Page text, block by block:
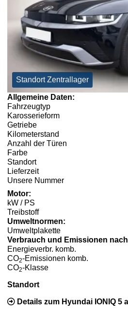
Standort Zentrallager
Allgemeine Daten:
Fahrzeugtyp
Karosserieform
Getriebe
Kilometerstand
Anzahl der Türen
Farbe
Standort
Lieferzeit
Unsere Nummer
Motor:
kW / PS
Treibstoff
Umweltnormen:
Umweltplakette
Verbrauch und Emissionen
Energieverbr. komb.
CO2-Emissionen komb.
CO2-Klasse
Standort
Details zum Hyundai IONIQ 5